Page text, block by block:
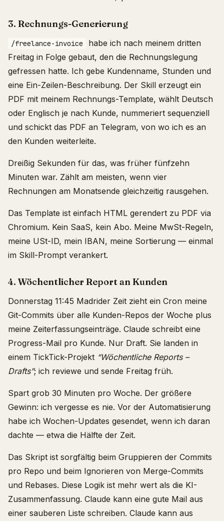
3. Rechnungs-Generierung
/freelance-invoice
habe ich nach meinem dritten
Freitag in Folge gebaut, den die Rechnungslegung
gefressen hatte. Ich gebe Kundenname, Stunden und
eine Ein-Zeilen-Beschreibung. Der Skill erzeugt ein
PDF mit meinem Rechnungs-Template, wählt Deutsch
oder Englisch je nach Kunde, nummeriert sequenziell
und schickt das PDF an Telegram, von wo ich es an
den Kunden weiterleite.
Dreißig Sekunden für das, was früher fünfzehn
Minuten war. Zählt am meisten, wenn vier
Rechnungen am Monatsende gleichzeitig rausgehen.
Das Template ist einfach HTML gerendert zu PDF via
Chromium. Kein SaaS, kein Abo. Meine MwSt-Regeln,
meine USt-ID, mein IBAN, meine Sortierung — einmal
im Skill-Prompt verankert.
4. Wöchentlicher Report an Kunden
Donnerstag 11:45 Madrider Zeit zieht ein Cron meine
Git-Commits über alle Kunden-Repos der Woche plus
meine Zeiterfassungseinträge. Claude schreibt eine
Progress-Mail pro Kunde. Nur Draft. Sie landen in
einem TickTick-Projekt “Wöchentliche Reports –
Drafts”; ich reviewe und sende Freitag früh.
Spart grob 30 Minuten pro Woche. Der größere
Gewinn: ich vergesse es nie. Vor der Automatisierung
habe ich Wochen-Updates gesendet, wenn ich daran
dachte — etwa die Hälfte der Zeit.
Das Skript ist sorgfältig beim Gruppieren der Commits
pro Repo und beim Ignorieren von Merge-Commits
und Rebases. Diese Logik ist mehr wert als die KI-
Zusammenfassung. Claude kann eine gute Mail aus
einer sauberen Liste schreiben. Claude kann aus